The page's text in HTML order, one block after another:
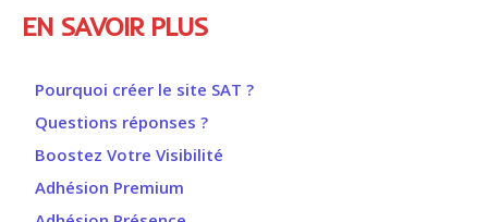
EN SAVOIR PLUS
Pourquoi créer le site SAT ?
Questions réponses ?
Boostez Votre Visibilité
Adhésion Premium